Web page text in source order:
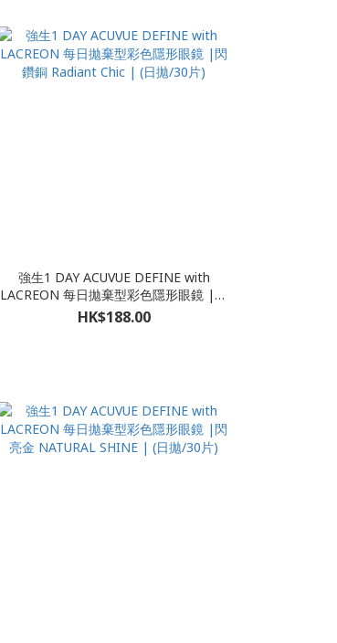
強生1 DAY ACUVUE DEFINE with
LACREON 每日拋棄型彩色隱形眼鏡 |閃
鑽銅 Radiant Chic | (日拋/30片)
HK$188.00